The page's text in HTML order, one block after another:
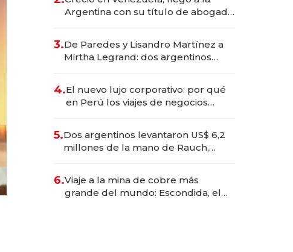
Argentina con su título de abogado
marcas "fast premium"
3.De Paredes y Lisandro Martínez a
Mirtha Legrand: dos argentinos
4.El nuevo lujo corporativo: por qué
en Perú los viajes de negocios
transformadoras
5.Dos argentinos levantaron US$ 6,2
millones de la mano de Rauch,
6.Viaje a la mina de cobre más
grande del mundo: Escondida, el